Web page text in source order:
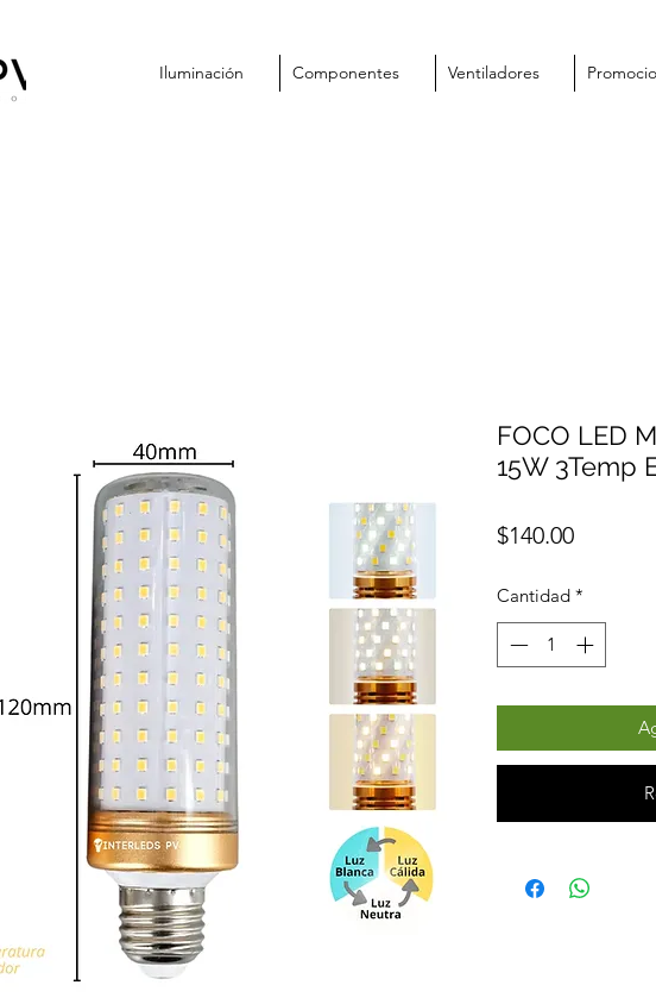
Iluminación Componentes Ventiladores
FOCO LED
15W 3Temp
$140.00Precio
Cantidad *